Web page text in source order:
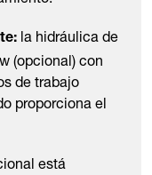
la hidráulica de
(opcional) con
de trabajo
proporciona el
está